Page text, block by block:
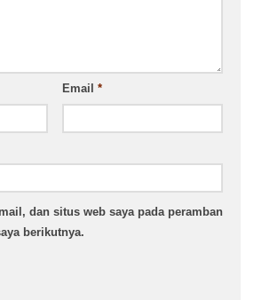
Email *
dan situs web saya pada peramban
berikutnya.